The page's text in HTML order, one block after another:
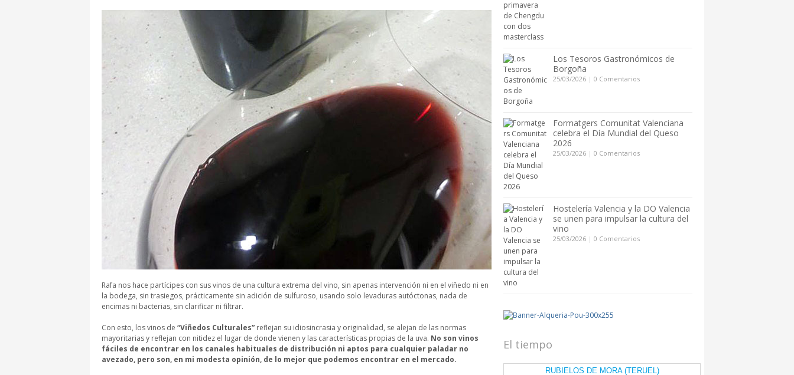
Rafa nos hace partícipes con sus vinos de una cultura extrema del vino, sin apenas intervención ni en el viñedo ni en
la bodega, sin trasiegos, prácticamente sin adición de sulfuroso, usando solo levaduras autóctonas, nada de
encimas ni bacterias, sin clarificar ni filtrar.
Con esto, los vinos de “Viñedos Culturales” reflejan su idiosincrasia y originalidad, se alejan de las normas
mayoritarias y reflejan con nitidez el lugar de donde vienen y las características propias de la uva. No son vinos
fáciles de encontrar en los canales habituales de distribución ni aptos para cualquier paladar no
avezado, pero son, en mi modesta opinión, de lo mejor que podemos encontrar en el mercado.
Los Tesoros Gastronómicos de
Borgoña
25/03/2026 | 0 Comentarios
Formatgers Comunitat Valenciana
celebra el Día Mundial del Queso
2026
25/03/2026 | 0 Comentarios
Hostelería Valencia y la DO Valencia
se unen para impulsar la cultura del
vino
25/03/2026 | 0 Comentarios
El tiempo